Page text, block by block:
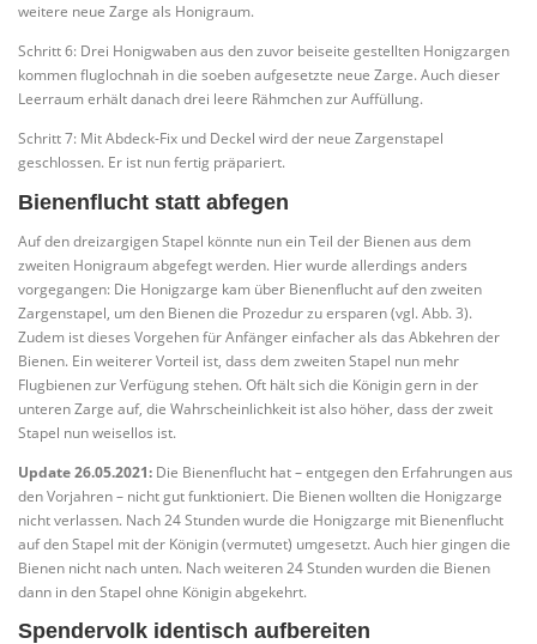
weitere neue Zarge als Honigraum.
Schritt 6: Drei Honigwaben aus den zuvor beiseite gestellten Honigzargen
kommen fluglochnah in die soeben aufgesetzte neue Zarge. Auch dieser
Leerraum erhält danach drei leere Rähmchen zur Auffüllung.
Schritt 7: Mit Abdeck-Fix und Deckel wird der neue Zargenstapel
geschlossen. Er ist nun fertig präpariert.
Bienenflucht statt abfegen
Auf den dreizargigen Stapel könnte nun ein Teil der Bienen aus dem
zweiten Honigraum abgefegt werden. Hier wurde allerdings anders
vorgegangen: Die Honigzarge kam über Bienenflucht auf den zweiten
Zargenstapel, um den Bienen die Prozedur zu ersparen (vgl. Abb. 3).
Zudem ist dieses Vorgehen für Anfänger einfacher als das Abkehren der
Bienen. Ein weiterer Vorteil ist, dass dem zweiten Stapel nun mehr
Flugbienen zur Verfügung stehen. Oft hält sich die Königin gern in der
unteren Zarge auf, die Wahrscheinlichkeit ist also höher, dass der zweit
Stapel nun weisellos ist.
Update 26.05.2021: Die Bienenflucht hat – entgegen den Erfahrungen aus
den Vorjahren – nicht gut funktioniert. Die Bienen wollten die Honigzarge
nicht verlassen. Nach 24 Stunden wurde die Honigzarge mit Bienenflucht
auf den Stapel mit der Königin (vermutet) umgesetzt. Auch hier gingen die
Bienen nicht nach unten. Nach weiteren 24 Stunden wurden die Bienen
dann in den Stapel ohne Königin abgekehrt.
Spendervolk identisch aufbereiten